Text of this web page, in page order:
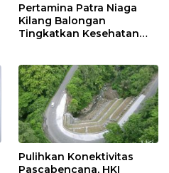
Pertamina Patra Niaga
Kilang Balongan
Tingkatkan Kesehatan
Rutin dan Edukasi
Perawatan Gigi
Pulihkan Konektivitas
Pascabencana, HKI